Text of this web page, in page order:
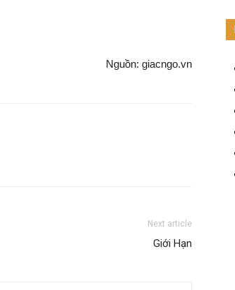
Nguồn: giacngo.vn
Next article
Giới Hạn